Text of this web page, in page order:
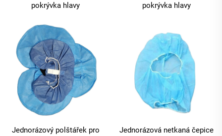
pokrývka hlavy
pokrývka hlavy
Jednorázový polštářek pro
Jednorázová netkaná čepice